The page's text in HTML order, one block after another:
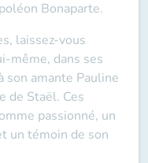
Bonaparte.
laissez-vous
même, dans ses
son amante Pauline
de Staël. Ces
passionné, un
un témoin de son